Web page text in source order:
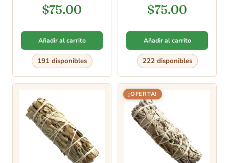
$75.00
Añadir al carrito
191 disponibles
$75.00
Añadir al carrito
222 disponibles
¡OFERTA!